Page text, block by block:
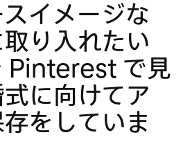
イメージな
り入れたい
Pinterest で見
に向けてア
をしていま